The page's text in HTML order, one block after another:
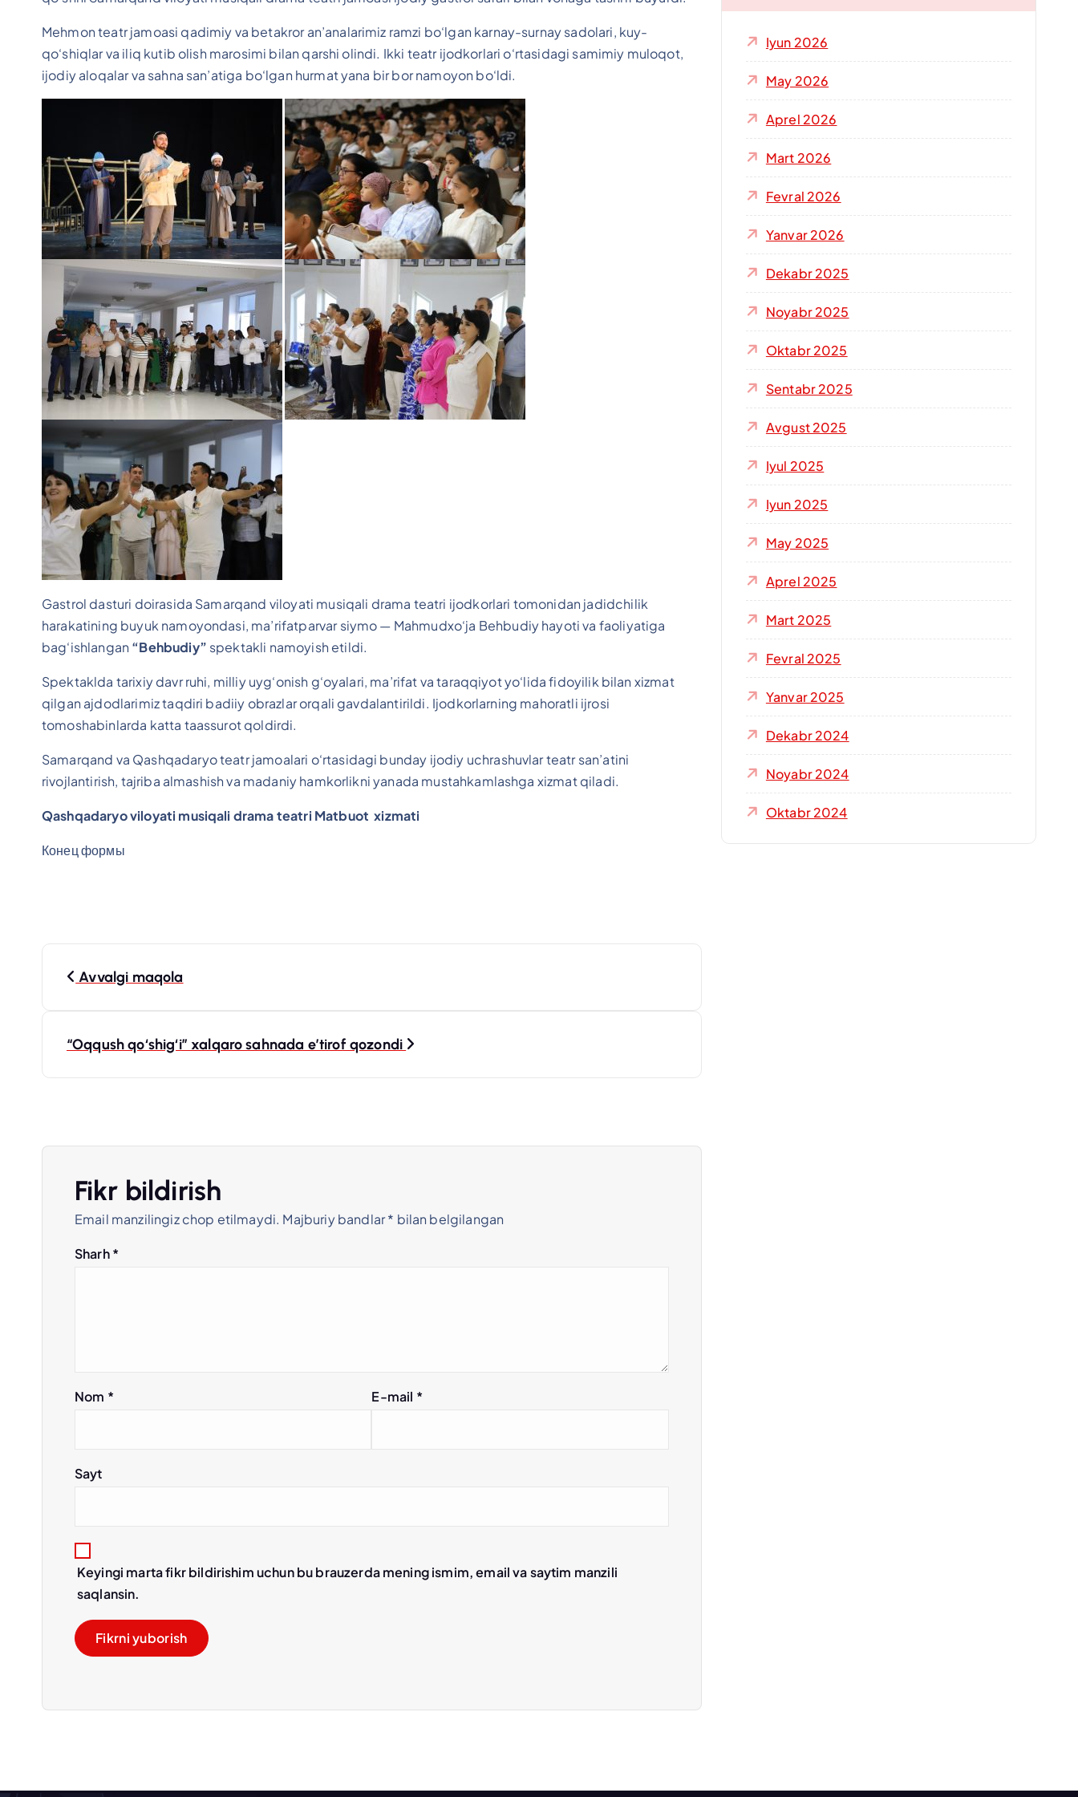
Mehmon teatr jamoasi qadimiy va betakror an’analarimiz ramzi bo‘lgan karnay-surnay sadolari, kuy-
qo‘shiqlar va iliq kutib olish marosimi bilan qarshi olindi. Ikki teatr ijodkorlari o‘rtasidagi samimiy muloqot,
ijodiy aloqalar va sahna san’atiga bo‘lgan hurmat yana bir bor namoyon bo‘ldi.
Gastrol dasturi doirasida Samarqand viloyati musiqali drama teatri ijodkorlari tomonidan jadidchilik
harakatining buyuk namoyondasi, ma’rifatparvar siymo — Mahmudxo‘ja Behbudiy hayoti va faoliyatiga
bag‘ishlangan “Behbudiy” spektakli namoyish etildi.
Spektaklda tarixiy davr ruhi, milliy uyg‘onish g‘oyalari, ma’rifat va taraqqiyot yo‘lida fidoyilik bilan xizmat
qilgan ajdodlarimiz taqdiri badiiy obrazlar orqali gavdalantirildi. Ijodkorlarning mahoratli ijrosi
tomoshabinlarda katta taassurot qoldirdi.
Samarqand va Qashqadaryo teatr jamoalari o‘rtasidagi bunday ijodiy uchrashuvlar teatr san’atini
rivojlantirish, tajriba almashish va madaniy hamkorlikni yanada mustahkamlashga xizmat qiladi.
Qashqadaryo viloyati musiqali drama teatri Matbuot xizmati
Конец формы
m
Avvalgi maqola
“Oqqush qo‘shig‘i” xalqaro sahnada e’tirof qozondi
Fikr bildirish
Email manzilingiz chop etilmaydi. Majburiy bandlar* bilan belgilangan
Sharh*
Nom * E-mail *
Sayt
Keyingi marta fikr bildirishim uchun bu brauzerda mening ismim, email va saytim manzili
saqlansin.
h
h
Iyun 2026
May 2026
Aprel 2026
Mart 2026
Fevral 2026
Yanvar 2026
Dekabr 2025
Noyabr 2025
Oktabr 2025
Sentabr 2025
Avgust 2025
Iyul 2025
Iyun 2025
May 2025
Aprel 2025
Mart 2025
Fevral 2025
Yanvar 2025
Dekabr 2024
Noyabr 2024
Oktabr 2024